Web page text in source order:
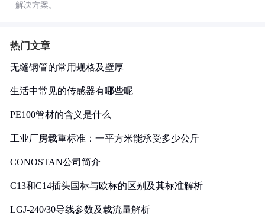
解决方案。
热门文章
无缝钢管的常用规格及壁厚
生活中常见的传感器有哪些呢
PE100管材的含义是什么
工业厂房载重标准：一平方米能承受多少公斤
CONOSTAN公司简介
C13和C14插头国标与欧标的区别及其标准解析
LGJ-240/30导线参数及载流量解析